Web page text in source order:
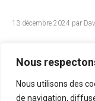
Nous
Nous utilisons des
de navigation,
13
supplément de
4 novembre